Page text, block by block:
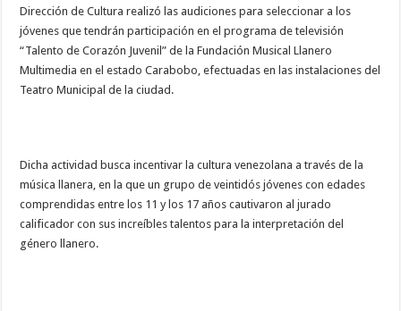
Dirección de Cultura realizó las audiciones para seleccionar a los
jóvenes que tendrán participación en el programa de televisión
“Talento de Corazón Juvenil” de la Fundación Musical Llanero
Multimedia en el estado Carabobo, efectuadas en las instalaciones del
Teatro Municipal de la ciudad.
Dicha actividad busca incentivar la cultura venezolana a través de la
música llanera, en la que un grupo de veintidós jóvenes con edades
comprendidas entre los 11 y los 17 años cautivaron al jurado
calificador con sus increíbles talentos para la interpretación del
género llanero.